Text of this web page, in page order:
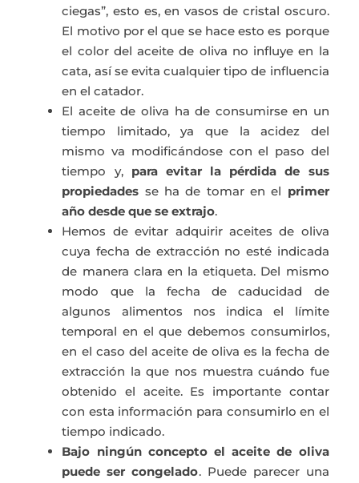
ciegas”, esto es, en vasos de cristal oscuro.
El motivo por el que se hace esto es porque
el color del aceite de oliva no influye en la
cata, así se evita cualquier tipo de influencia
en el catador.
El aceite de oliva ha de consumirse en un
tiempo limitado, ya que la acidez del
mismo va modificándose con el paso del
tiempo y, para evitar la pérdida de sus
propiedades se ha de tomar en el primer
año desde que se extrajo.
Hemos de evitar adquirir aceites de oliva
cuya fecha de extracción no esté indicada
de manera clara en la etiqueta. Del mismo
modo que la fecha de caducidad de
algunos alimentos nos indica el límite
temporal en el que debemos consumirlos,
en el caso del aceite de oliva es la fecha de
extracción la que nos muestra cuándo fue
obtenido el aceite. Es importante contar
con esta información para consumirlo en el
tiempo indicado.
Bajo ningún concepto el aceite de oliva
puede ser congelado. Puede parecer una